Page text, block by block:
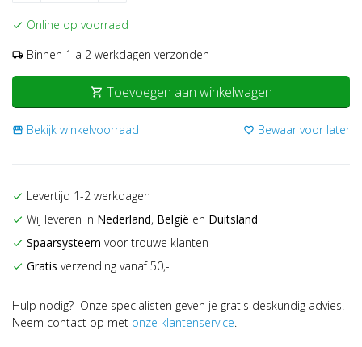
check Online op voorraad
local_shipping Binnen 1 a 2 werkdagen verzonden
shopping_cart Toevoegen aan winkelwagen
storefront Bekijk winkelvoorraad favorite_border Bewaar voor later
check Levertijd 1-2 werkdagen
check Wij leveren in Nederland, België en Duitsland
check Spaarsysteem voor trouwe klanten
check Gratis verzending vanaf 50,-
Hulp nodig? Onze specialisten geven je gratis deskundig advies.
Neem contact op met onze klantenservice.